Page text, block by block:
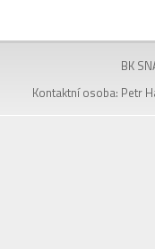
BK
Kontaktní osoba: Petr